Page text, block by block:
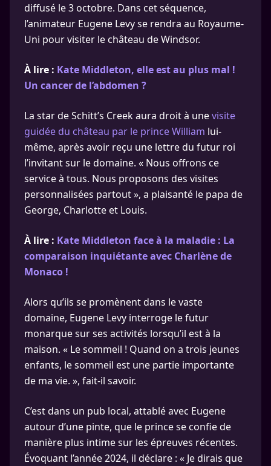
diffusé le 3 octobre. Dans cet séquence,
l’animateur Eugene Levy se rendra au Royaume-
Uni pour visiter le château de Windsor.
À lire : Kate Middleton, elle est au plus mal !
Un cancer de l’abdomen ?
La star de Schitt’s Creek aura droit à unevisite
guidée du château par le prince William lui-
même, après avoir reçu une lettre du futur roi
l’invitant sur le domaine. « Nous offrons ce
service à tous. Nous proposons des visites
personnalisées partout », a plaisanté le papa de
George, Charlotte et Louis.
À lire : Kate Middleton face à la maladie : La
comparaison inquiétante avec Charlène de
Monaco !
Alors qu’ils se promènent dans le vaste
domaine, Eugene Levy interroge le futur
monarque sur ses activités lorsqu’il est à la
maison. « Le sommeil ! Quand on a trois jeunes
enfants, le sommeil est une partie importante
de ma vie. », fait-il savoir.
C’est dans un pub local, attablé avec Eugene
autour d’une pinte, que le prince se confie de
manière plus intime sur les épreuves récentes.
Évoquant l’année 2024, il déclare : « Je dirais que